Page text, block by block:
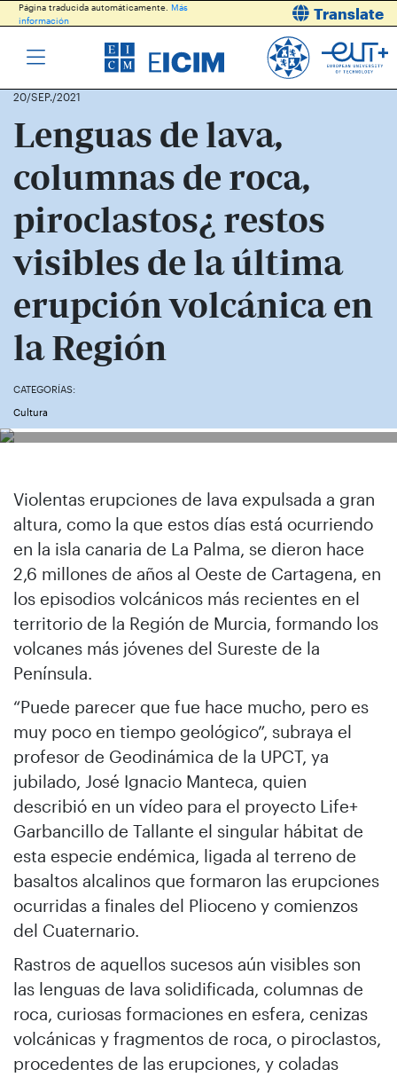
Página traducida automáticamente. Más
información
Translate
20/SEP./2021
Lenguas de lava,
columnas de roca,
piroclastos¿ restos
visibles de la última
erupción volcánica en
la Región
CATEGORÍAS:
Cultura
Violentas erupciones de lava expulsada a gran
altura, como la que estos días está ocurriendo
en la isla canaria de La Palma, se dieron hace
2,6 millones de años al Oeste de Cartagena, en
los episodios volcánicos más recientes en el
territorio de la Región de Murcia, formando los
volcanes más jóvenes del Sureste de la
Península.
“Puede parecer que fue hace mucho, pero es
muy poco en tiempo geológico”, subraya el
profesor de Geodinámica de la UPCT, ya
jubilado, José Ignacio Manteca, quien
describió en un vídeo para el proyecto Life+
Garbancillo de Tallante el singular hábitat de
esta especie endémica, ligada al terreno de
basaltos alcalinos que formaron las erupciones
ocurridas a finales del Plioceno y comienzos
del Cuaternario.
Rastros de aquellos sucesos aún visibles son
las lenguas de lava solidificada, columnas de
roca, curiosas formaciones en esfera, cenizas
volcánicas y fragmentos de roca, o piroclastos,
procedentes de las erupciones, y coladas